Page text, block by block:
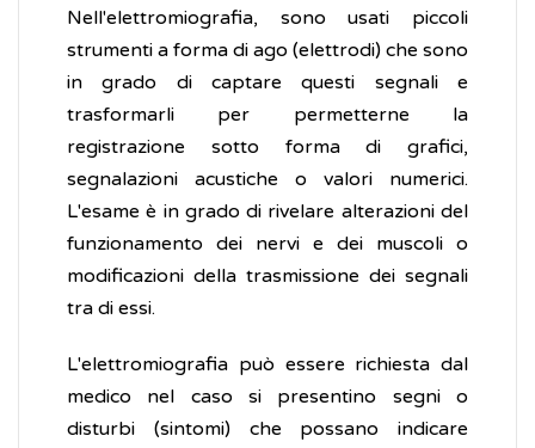
Nell'elettromiografia, sono usati piccoli
strumenti a forma di ago (elettrodi) che sono
in grado di captare questi segnali e
trasformarli per permetterne la
registrazione sotto forma di grafici,
segnalazioni acustiche o valori numerici.
L'esame è in grado di rivelare alterazioni del
funzionamento dei nervi e dei muscoli o
modificazioni della trasmissione dei segnali
tra di essi.
L'elettromiografia può essere richiesta dal
medico nel caso si presentino segni o
disturbi (sintomi) che possano indicare